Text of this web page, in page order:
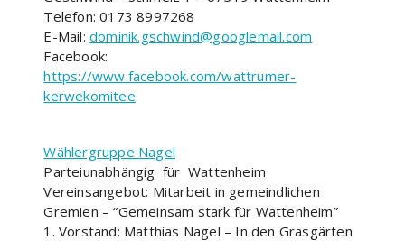
Telefon: 0173 8997268
E-Mail:dominik.gschwind@googlemail.com
Facebook:
https://www.facebook.com/wattrumer-
kerwekomitee
Wählergruppe Nagel
Parteiunabhängig für Wattenheim
Vereinsangebot: Mitarbeit in gemeindlichen
Gremien – “Gemeinsam stark für Wattenheim”
1. Vorstand: Matthias Nagel – In den Grasgärten